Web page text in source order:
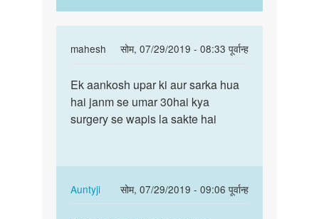
mahesh
सोम, 07/29/2019 - 08:33 पूर्वान्ह
to
Agar
ek
ki
tarf…
by
Ek
aankosh
upar
sarka…
Ek aankosh upar ki aur sarka hua
hai janm se umar 30hai kya
surgery se wapis la sakte hai
Auntyji
सोम, 07/29/2019 - 09:06 पूर्वान्ह
In
reply